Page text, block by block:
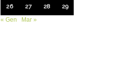
26 27 28
29
« Gen
Mar »